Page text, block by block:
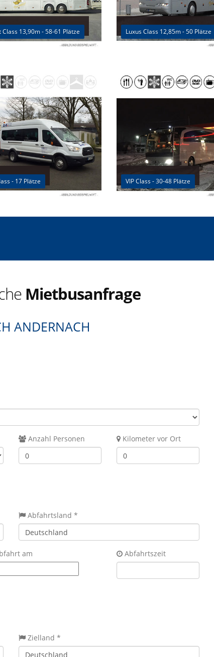
Class 13,90m - 58-61 Plätze Luxus Class 12,85m - 50 Plätze
- 17 Plätze VIP Class - 30-48 Plätze
Mietbusanfrage
ANDERNACH
Anzahl Personen Kilometer vor Ort
Abfahrtsland *
am Abfahrtszeit
Zielland *